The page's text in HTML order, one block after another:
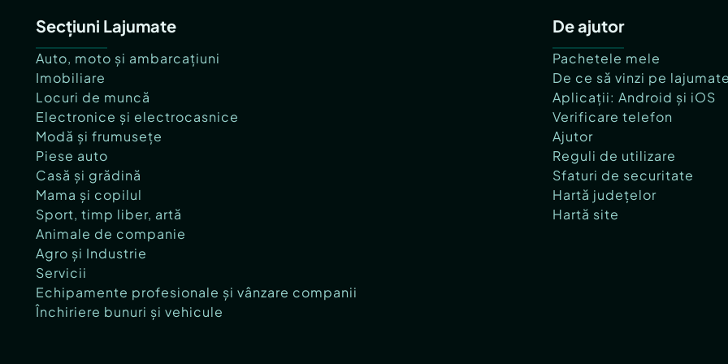
Secțiuni Lajumate
Auto, moto și ambarcațiuni
Imobiliare
Locuri de muncă
Electronice și electrocasnice
Modă și frumusețe
Piese auto
Casă și grădină
Mama și copilul
Sport, timp liber, artă
Animale de companie
Agro și Industrie
Servicii
Echipamente profesionale și vânzare companii
Închiriere bunuri și vehicule
De ajutor
Pachetele mele
De ce să vinzi pe
Aplicații: Android și iOS
Verificare telefon
Ajutor
Reguli de utilizare
Sfaturi de securitate
Hartă județelor
Hartă site